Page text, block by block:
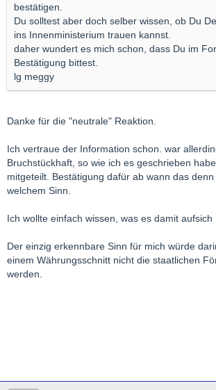
bestätigen.
Du solltest aber doch selber wissen, ob Du
ins Innenministerium trauen kannst.
daher wundert es mich schon, dass Du im
Bestätigung bittest.
lg meggy
Danke für die "neutrale" Reaktion.
Ich vertraue der Information schon. war
Bruchstückhaft, so wie ich es geschrieben
mitgeteilt. Bestätigung dafür ab wann das
welchem Sinn.
Ich wollte einfach wissen, was es damit aufsich
Der einzig erkennbare Sinn für mich würde
einem Währungsschnitt nicht die staatlichen
werden.